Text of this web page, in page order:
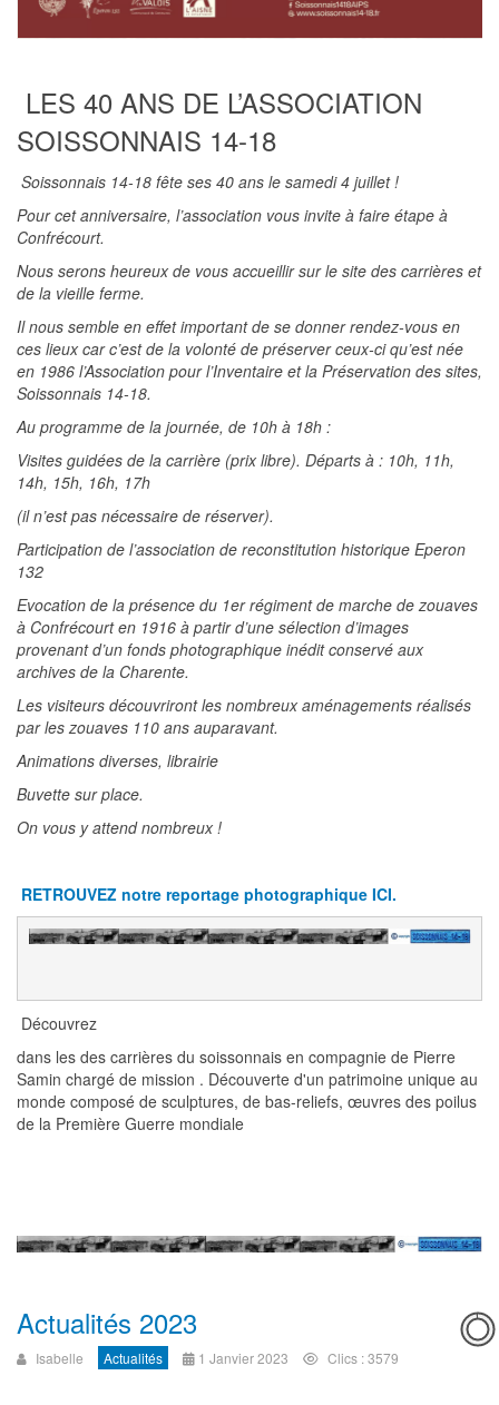
LES 40 ANS DE L’ASSOCIATION
SOISSONNAIS 14-18
Soissonnais 14-18 fête ses 40 ans le samedi 4 juillet !
Pour cet anniversaire, l’association vous invite à faire étape à
Confrécourt.
Nous serons heureux de vous accueillir sur le site des carrières et
de la vieille ferme.
Il nous semble en effet important de se donner rendez-vous en
ces lieux car c’est de la volonté de préserver ceux-ci qu’est née
en 1986 l’Association pour l’Inventaire et la Préservation des sites,
Soissonnais 14-18.
Au programme de la journée, de 10h à 18h :
Visites guidées de la carrière (prix libre). Départs à : 10h, 11h,
14h, 15h, 16h, 17h
(il n’est pas nécessaire de réserver).
Participation de l’association de reconstitution historique Eperon
132
Evocation de la présence du 1er régiment de marche de zouaves
à Confrécourt en 1916 à partir d’une sélection d’images
provenant d’un fonds photographique inédit conservé aux
archives de la Charente.
Les visiteurs découvriront les nombreux aménagements réalisés
par les zouaves 110 ans auparavant.
Animations diverses, librairie
Buvette sur place.
On vous y attend nombreux !
RETROUVEZ notre reportage photographique ICI.
Découvrez
dans les des carrières du soissonnais en compagnie de Pierre
Samin chargé de mission . Découverte d'un patrimoine unique au
monde composé de sculptures, de bas-reliefs, œuvres des poilus
de la Première Guerre mondiale
Actualités 2023
Isabelle Actualités 1 Janvier 2023 Clics : 3579